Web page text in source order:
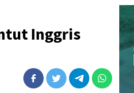
Inggris